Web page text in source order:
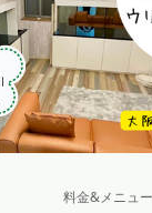
料金&メニュー